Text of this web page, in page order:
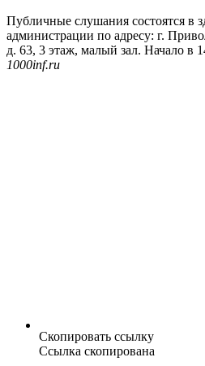
Публичные слушания состоятся в
администрации по адресу: г.
д. 63, 3 этаж, малый зал. Начало в
1000inf.ru
Скопировать ссылку
Ссылка скопирована